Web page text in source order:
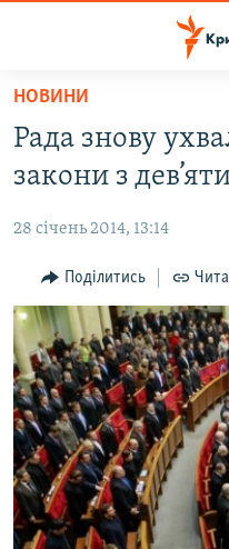
Перейти
основного
матеріалу
до
навігації
Перейти
до
пошуку
ВОДА.КРИМ
ПОЛІТИКА
БЛОГИ
ПОГЛЯД
ІНТЕРВ'Ю
ВСЕ ЗА ДЕНЬ
СПЕЦПРОЕКТИ
ДЕПОРТАЦІЯ
ВІДЕОУРОКИ «ELIFBE»
ЯК ОБІЙТИ
Русский
НОВИНИ
Рада знову
закони з
28 січень 2014, 13:14
Поділитись